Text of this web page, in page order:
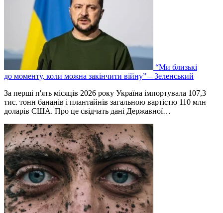
“Ми близькі
до моменту, коли можна закінчити війну” – Зеленський
За перші п'ять місяців 2026 року Україна імпортувала 107,3
тис. тонн бананів і плантайнів загальною вартістю 110 млн
доларів США. Про це свідчать дані Державної…